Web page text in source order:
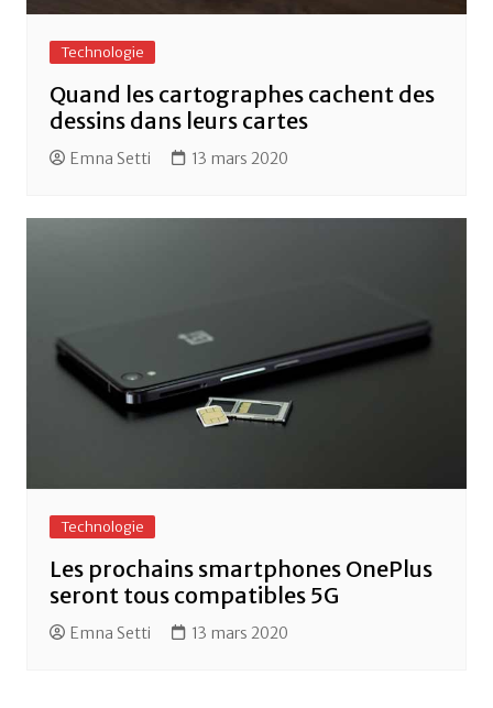
Technologie
Quand les cartographes cachent des
dessins dans leurs cartes
Emna Setti 13 mars 2020
Technologie
Les prochains smartphones OnePlus
seront tous compatibles 5G
Emna Setti 13 mars 2020